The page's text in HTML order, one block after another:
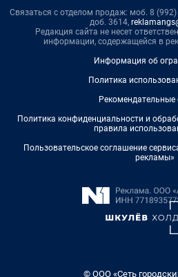
Связаться с отделом продаж: моб. 8
доб. 3614,
Редакция сайта не несет
информации, содержащейся в
Информация об
Политика
Рекомендательные
Политика конфиденциальности и
правила
Пользовательское соглашение
рекламы»
© ООО «Сеть